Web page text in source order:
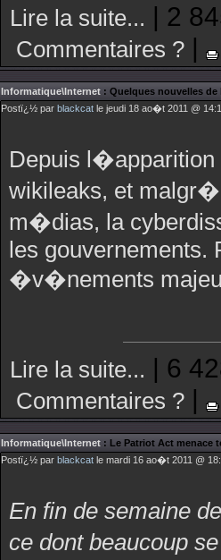
Lire la suite... | 2
Commentaires ? |
Informatique\Internet : Quelques nouvelles
Postï¿½ par blackcat le jeudi 18 ao�t 2011 @
Depuis
wikileaks, et
m�dias, la
les gouvernements.
�v�nements
Lire la suite... | 6
Commentaires ? |
Informatique\Internet : Le Patriot Act menace
Postï¿½ par blackcat le mardi 16 ao�t 2011 @
En fin de semaine
ce dont beaucoup